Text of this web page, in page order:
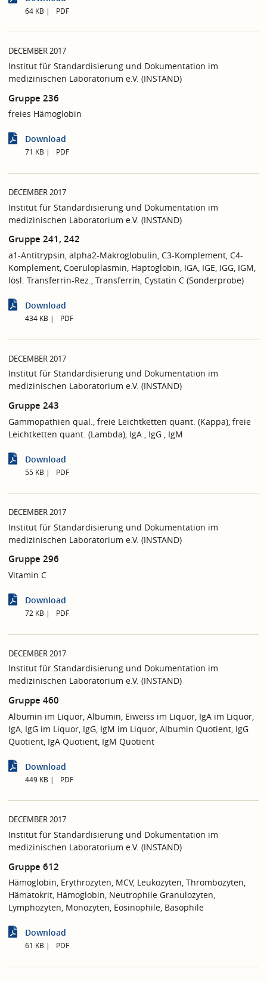
64 KB PDF
DECEMBER 2017
Institut für Standardisierung und Dokumentation im
medizinischen Laboratorium e.V. (INSTAND)
Gruppe 236
freies Hämoglobin
Download
71 KB PDF
DECEMBER 2017
Institut für Standardisierung und Dokumentation im
medizinischen Laboratorium e.V. (INSTAND)
Gruppe 241, 242
a1-Antitrypsin, alpha2-Makroglobulin, C3-Komplement, C4-
Komplement, Coeruloplasmin, Haptoglobin, IGA, IGE, IGG, IGM,
lösl. Transferrin-Rez., Transferrin, Cystatin C (Sonderprobe)
Download
434 KB PDF
DECEMBER 2017
Institut für Standardisierung und Dokumentation im
medizinischen Laboratorium e.V. (INSTAND)
Gruppe 243
Gammopathien qual., freie Leichtketten quant. (Kappa), freie
Leichtketten quant. (Lambda), IgA , IgG , IgM
Download
55 KB PDF
DECEMBER 2017
Institut für Standardisierung und Dokumentation im
medizinischen Laboratorium e.V. (INSTAND)
Gruppe 296
Vitamin C
Download
72 KB PDF
DECEMBER 2017
Institut für Standardisierung und Dokumentation im
medizinischen Laboratorium e.V. (INSTAND)
Gruppe 460
Albumin im Liquor, Albumin, Eiweiss im Liquor, IgA im Liquor,
IgA, IgG im Liquor, IgG, IgM im Liquor, Albumin Quotient, IgG
Quotient, IgA Quotient, IgM Quotient
Download
449 KB PDF
DECEMBER 2017
Institut für Standardisierung und Dokumentation im
medizinischen Laboratorium e.V. (INSTAND)
Gruppe 612
Hämoglobin, Erythrozyten, MCV, Leukozyten, Thrombozyten,
Hämatokrit, Hämoglobin, Neutrophile Granulozyten,
Lymphozyten, Monozyten, Eosinophile, Basophile
Download
61 KB PDF